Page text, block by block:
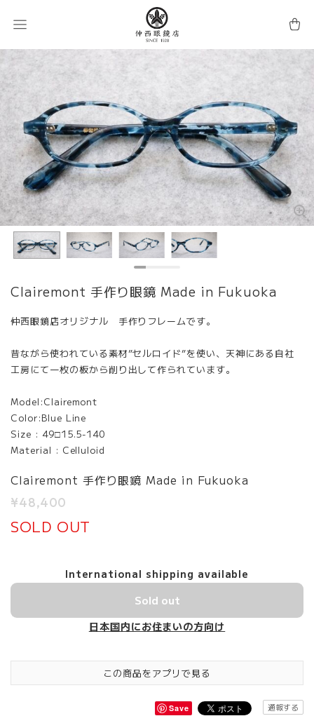
Clairemont 手作り眼鏡 Made in Fukuoka
仲西眼鏡店オリジナル 手作りフレームです。
昔ながら使われている素材”セルロイド”を使い、天神にある自社
工房にて一枚の板から削り出して作られています。
Model:Clairemont
Color:Blue Line
Size : 49□15.5-140
Material : Celluloid
Clairemont 手作り眼鏡 Made in Fukuoka
¥48,400
SOLD OUT
International shipping available
Sold out
日本国内にお住まいの方向け
この商品をアプリで見る
Save 通報する